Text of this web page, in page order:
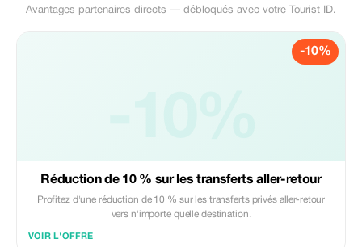
Avantages partenaires directs — débloqués avec votre Tourist ID.
-10%
Réduction de 10 % sur les transferts aller-retour
Profitez d'une réduction de 10 % sur les transferts privés aller-retour
vers n'importe quelle destination.
VOIR L'OFFRE